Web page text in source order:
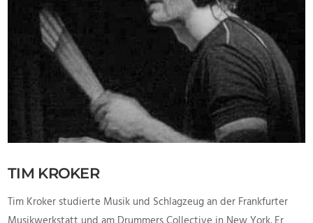
VIEW POST
TIM KROKER
Tim Kroker studierte Musik und Schlagzeug an der Frankfurter